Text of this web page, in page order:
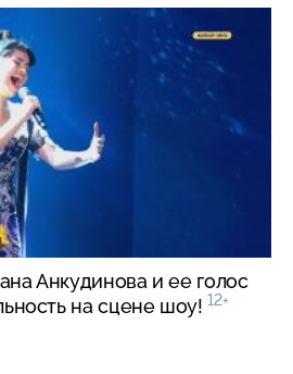
Анкудинова и ее голос
на сцене шоу! 12+